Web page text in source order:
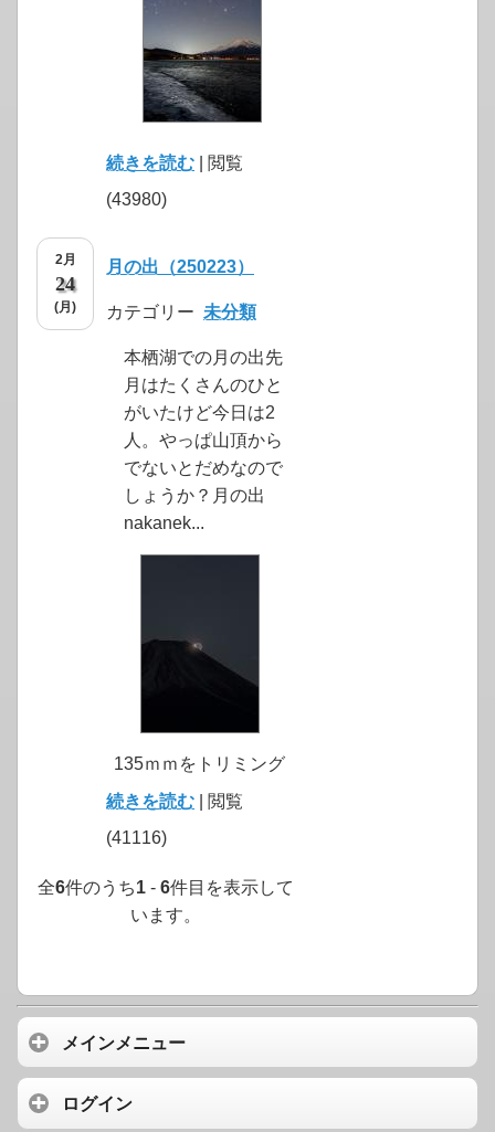
続きを読む | 閲覧
(43980)
2月
24
(月)
月の出（250223）
カテゴリー 未分類
本栖湖での月の出先
月はたくさんのひと
がいたけど今日は2
人。やっぱ山頂から
でないとだめなので
しょうか？月の出
nakanek...
135ｍｍをトリミング
続きを読む | 閲覧
(41116)
全6件のうち1 - 6件目を表示して
います。
メインメニュー
ログイン